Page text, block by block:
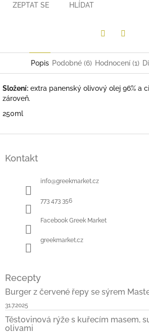
ZEPTAT SE HLÍDAT
Popis Podobné (6) Hodnocení (1)
Složení: extra panenský olivový olej 96% a
zároveň.
250ml
Kontakt
info@greekmarket.cz
773 473 356
Facebook Greek Market
greekmarket.cz
Recepty
Burger z červené řepy se sýrem
31.7.2025
Těstovinová rýže s kuřecím masem,
olivami